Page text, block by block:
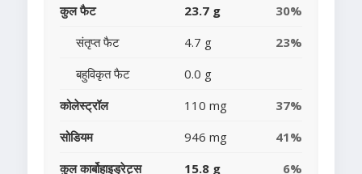
कुल फैट 23.7 g
30%
संतृप्त फैट
4.7 g
23%
बहुविकृत फैट
0.0 g
कोलेस्ट्रॉल
110 mg
37%
सोडियम
946 mg
41%
कुल कार्बोहाइड्रेट्स
15.8 g 6%